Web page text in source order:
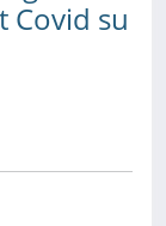
Covid su